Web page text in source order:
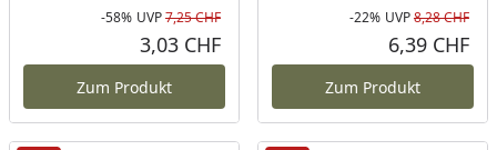
Rabatt in Prozent
-58%
Ursprünglicher Preis
UVP7,25 CHF
3,03 CHF
Zum Produkt
-22% UVP8,28 CHF
6,39 CHF
Zum Produkt